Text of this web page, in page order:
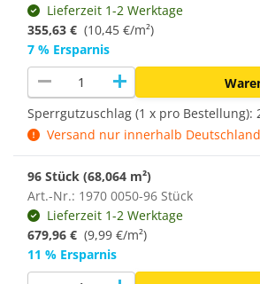
Lieferzeit 1-2 Werktage
355,63 € (10,45 €/m²)
7 % Ersparnis
remove add
Sperrgutzuschlag (1 x pro Bestellung):
Versand nur innerhalb
96 Stück (68,064 m²)
Art.-Nr.: 1970 0050-96 Stück
Lieferzeit 1-2 Werktage
679,96 € (9,99 €/m²)
11 % Ersparnis